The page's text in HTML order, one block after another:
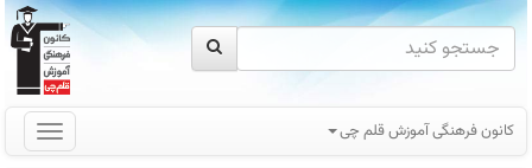
کانون فرهنگی آموزش قلم چی